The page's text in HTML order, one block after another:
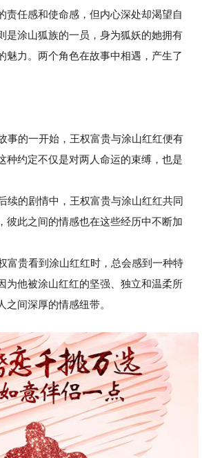
责任感和使命感，但内心深处却渴望自
是涂山狐族的一员，身为狐妖的她拥有
魅力。两个角色在故事中相遇，产生了
事的一开始，王权富贵与涂山红红便有
种约定不仅是对两人命运的束缚，也是
的剧情中，王权富贵与涂山红红共同
彼此之间的情感也在这些经历中不断加
贵看到涂山红红时，总会感到一种特
为他被涂山红红的坚强、独立和温柔所
间深厚的情感纽带。